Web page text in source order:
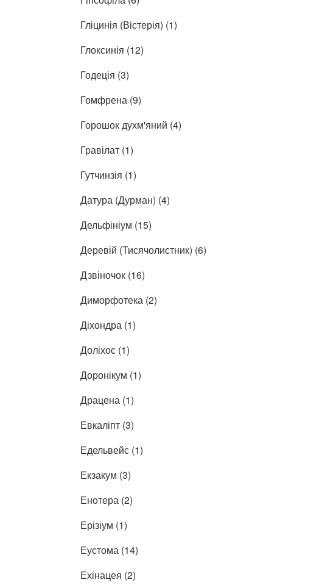
Гліцинія (Вістерія) (1)
Глоксинія (12)
Годеція (3)
Гомфрена (9)
Горошок духм'яний (4)
Гравілат (1)
Гутчинзія (1)
Датура (Дурман) (4)
Дельфініум (15)
Деревій (Тисячолистник) (6)
Дзвіночок (16)
Диморфотека (2)
Діхондра (1)
Доліхос (1)
Доронікум (1)
Драцена (1)
Евкаліпт (3)
Едельвейс (1)
Екзакум (3)
Енотера (2)
Ерізіум (1)
Еустома (14)
Ехінацея (2)